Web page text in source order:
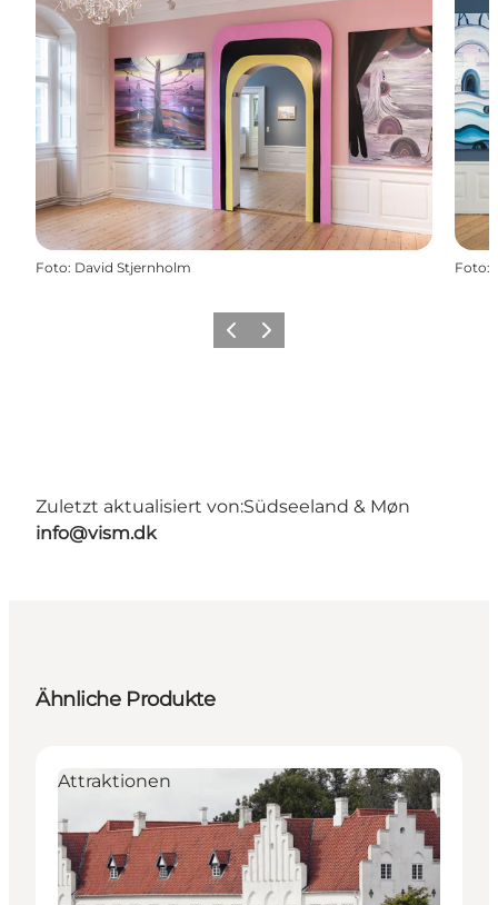
Foto: David Stjernholm Foto:
ZurückWeiter
Zuletzt aktualisiert von:Südseeland & Møn
info@vism.dk
Ähnliche Produkte
Attraktionen